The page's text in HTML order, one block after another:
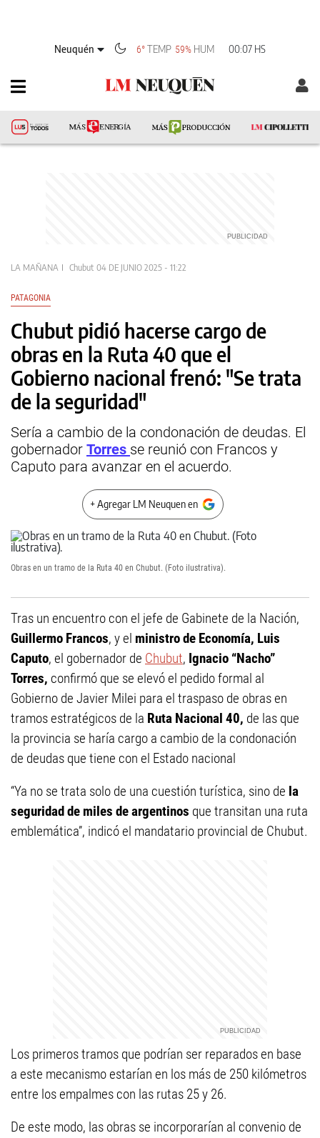
Neuquén 6°TEMP 59% HUM 00:07 HS
LA MAÑANA Chubut 04 DE JUNIO 2025 - 11:22
PATAGONIA
Chubut pidió hacerse cargo de
obras en la Ruta 40 que el
Gobierno nacional frenó: "Se trata
de la seguridad"
Sería a cambio de la condonación de deudas. El
gobernador Torres se reunió con Francos y
Caputo para avanzar en el acuerdo.
+ Agregar LM Neuquen en
Obras en un tramo de la Ruta 40 en Chubut. (Foto ilustrativa).
Tras un encuentro con el jefe de Gabinete de la Nación,
Guillermo Francos, y el ministro de Economía, Luis
Caputo, el gobernador de Chubut, Ignacio “Nacho”
Torres, confirmó que se elevó el pedido formal al
Gobierno de Javier Milei para el traspaso de obras en
tramos estratégicos de la Ruta Nacional 40, de las que
la provincia se haría cargo a cambio de la condonación
de deudas que tiene con el Estado nacional
“Ya no se trata solo de una cuestión turística, sino de la
seguridad de miles de argentinos que transitan una ruta
emblemática”, indicó el mandatario provincial de Chubut.
Los primeros tramos que podrían ser reparados en base
a este mecanismo estarían en los más de 250 kilómetros
entre los empalmes con las rutas 25 y 26.
De este modo, las obras se incorporarían al convenio de